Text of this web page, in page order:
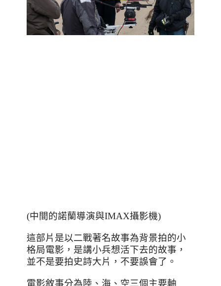
(中間的諾蘭導演與IMAX攝影機)
這部片是以二戰著名故事為背景拍的小
格局電影，是講小兵想活下去的故事，
並不是要拍史詩大片，不要誤會了。
電影敘事分為陸 、海、空三個主要軸